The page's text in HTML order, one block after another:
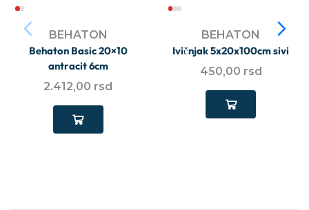
BEHATON
Behaton Basic 20×10
antracit 6cm
2.412,00 rsd
BEHATON
Ivičnjak 5x20x100cm sivi
450,00 rsd